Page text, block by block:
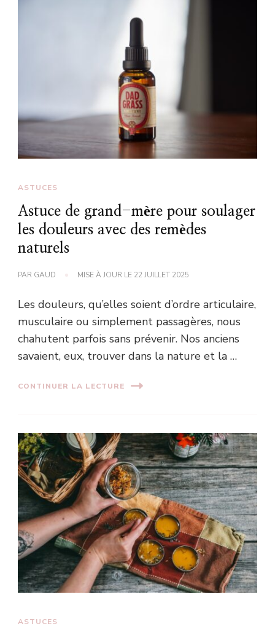
ASTUCES
Astuce de grand-mère pour soulager
les douleurs avec des remèdes
naturels
PAR GAUD MISE À JOUR LE 22 JUILLET 2025
Les douleurs, qu’elles soient d’ordre articulaire,
musculaire ou simplement passagères, nous
chahutent parfois sans prévenir. Nos anciens
savaient, eux, trouver dans la nature et la …
CONTINUER LA LECTURE
ASTUCES